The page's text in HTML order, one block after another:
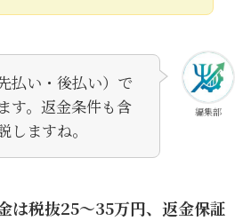
編集部
払い・後払い）で
す。返金条件も含
しますね。
は税抜25〜35万円、返金保証